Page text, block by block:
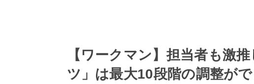
【ワークマン】担当者も激
ツ」は最大10段階の調整が